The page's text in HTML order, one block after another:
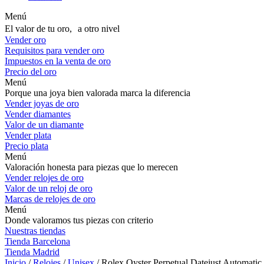
Menú
El valor de tu oro, a otro nivel
Vender oro
Requisitos para vender oro
Impuestos en la venta de oro
Precio del oro
Menú
Porque una joya bien valorada marca la diferencia
Vender joyas de oro
Vender diamantes
Valor de un diamante
Vender plata
Precio plata
Menú
Valoración honesta para piezas que lo merecen
Vender relojes de oro
Valor de un reloj de oro
Marcas de relojes de oro
Menú
Donde valoramos tus piezas con criterio
Nuestras tiendas
Tienda Barcelona
Tienda Madrid